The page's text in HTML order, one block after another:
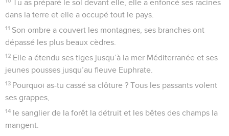
Tu as préparé le sol devant elle, elle a enfoncé ses racines
dans la terre et elle a occupé tout le pays.
11 Son ombre a couvert les montagnes, ses branches ont
dépassé les plus beaux cèdres.
12 Elle a étendu ses tiges jusqu’à la mer Méditerranée et ses
jeunes pousses jusqu’au fleuve Euphrate.
13 Pourquoi as-tu cassé sa clôture ? Tous les passants volent
ses grappes,
14 le sanglier de la forêt la détruit et les bêtes des champs la
mangent.